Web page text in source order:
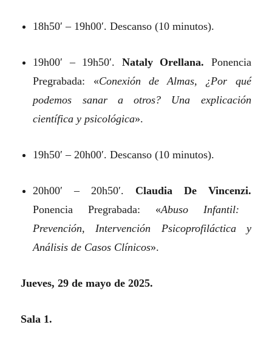
18h50′ – 19h00′. Descanso (10 minutos).
19h00′ – 19h50′. Nataly Orellana. Ponencia
Pregrabada: «Conexión de Almas, ¿Por qué
podemos sanar a otros? Una explicación
científica y psicológica».
19h50′ – 20h00′. Descanso (10 minutos).
20h00′ – 20h50′. Claudia De Vincenzi.
Ponencia Pregrabada: «Abuso Infantil:
Prevención, Intervención Psicoprofiláctica y
Análisis de Casos Clínicos».
Jueves, 29 de mayo de 2025.
Sala 1.